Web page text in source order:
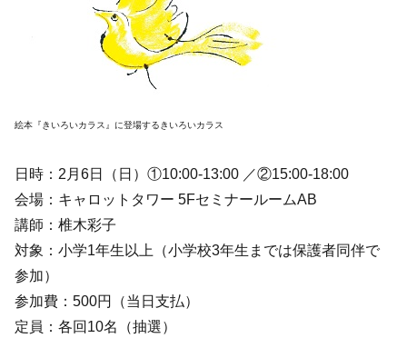
絵本『きいろいカラス』に登場するきいろいカラス
日時：2月6日（日）①10:00-13:00 ／②15:00-18:00
会場：キャロットタワー 5FセミナールームAB
講師：椎木彩子
対象：小学1年生以上（小学校3年生までは保護者同伴で
参加）
参加費：500円（当日支払）
定員：各回10名（抽選）